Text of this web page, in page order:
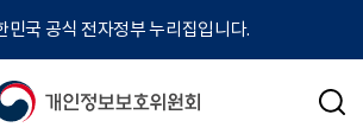
민국 공식 전자정부 누리집입니다.
검